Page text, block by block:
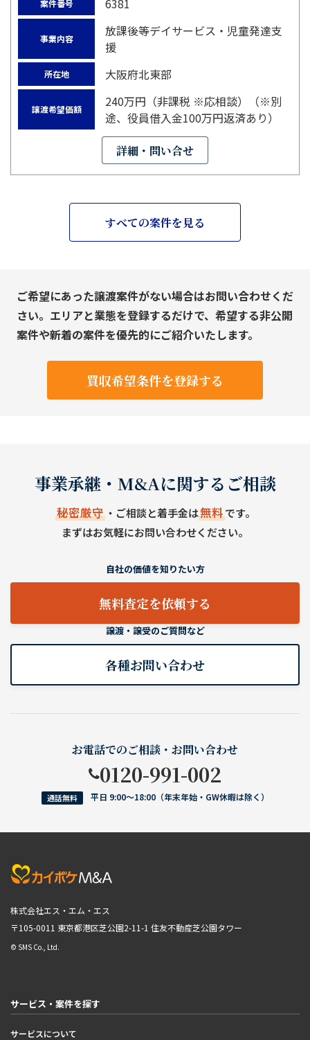
案件番号 6381
事業内容
放課後等デイサービス・児童発達支
援
所在地 大阪府北東部
譲渡希望価額
240万円（非課税 ※応相談）（※別
途、役員借入金100万円返済あり）
詳細・問い合せ
すべての案件を見る
ご希望にあった譲渡案件がない場合はお問い合わせくだ
さい。エリアと業態を登録するだけで、希望する非公開
案件や新着の案件を優先的にご紹介いたします。
買収希望条件を登録する
事業承継・M&Aに関するご相談
秘密厳守・ご相談と着手金は無料です。
まずはお気軽にお問い合わせください。
自社の価値を知りたい方
無料査定を依頼する
譲渡・譲受のご質問など
各種お問い合わせ
お電話でのご相談・お問い合わせ
0120-991-002
通話無料 平日 9:00〜18:00（年末年始・GW休暇は除く）
株式会社エス・エム・エス
〒105-0011 東京都港区芝公園2-11-1 住友不動産芝公園タワー
© SMS Co., Ltd.
サービス・案件を探す
サービスについて